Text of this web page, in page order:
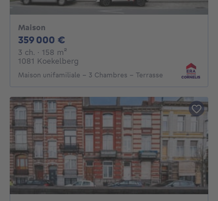
Maison
359 000 €
3 ch. 3 chambres
· 158 m²
1081 Koekelberg
Maison unifamiliale - 3 Chambres - Terrasse